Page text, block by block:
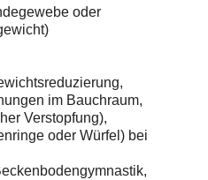
oder
im Bauchraum,
Verstopfung),
oder Würfel) bei